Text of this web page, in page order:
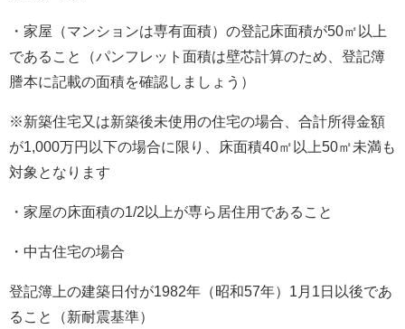
・家屋（マンションは専有面積）の登記床面積が50㎡以上
であること（パンフレット面積は壁芯計算のため、登記簿
謄本に記載の面積を確認しましょう）
※新築住宅又は新築後未使用の住宅の場合、合計所得金額
が1,000万円以下の場合に限り、床面積40㎡以上50㎡未満も
対象となります
・家屋の床面積の1/2以上が専ら居住用であること
・中古住宅の場合
登記簿上の建築日付が1982年（昭和57年）1月1日以後であ
ること（新耐震基準）